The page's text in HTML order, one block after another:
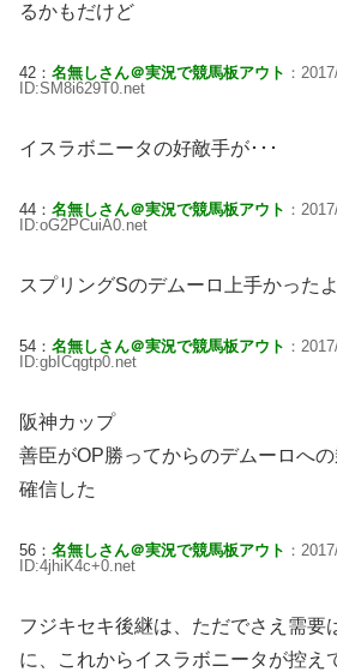
るかもだけど
42： 名無しさん＠実況で競馬板アウト ：
ID:SM8i629T0.net
イスラボニータの好敵手が･･･
44： 名無しさん＠実況で競馬板アウト ：
ID:oG2PCuiA0.net
スプリングSのデムーロ上手かった
54： 名無しさん＠実況で競馬板アウト ：
ID:gbICqgtp0.net
阪神カップ
善臣がOP勝ってからのデムーロへ
確信した
56： 名無しさん＠実況で競馬板アウト ：
ID:4jhiK4c+0.net
フジキセキ後継は、ただでさえ需要
に、これからイスラボニータが控え